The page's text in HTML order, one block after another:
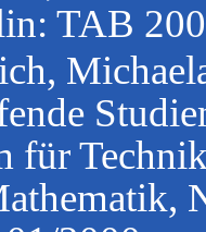
TAB
für